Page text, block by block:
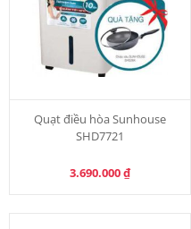
Quạt điều hòa Sunhouse
SHD7721
3.690.000₫